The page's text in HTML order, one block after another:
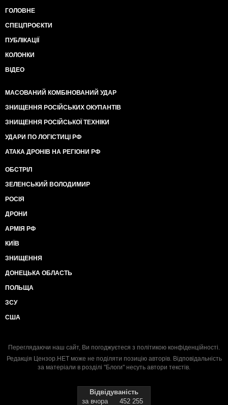
ГОЛОВНЕ
СПЕЦПРОЄКТИ
ПУБЛІКАЦІЇ
КОЛОНКИ
ВІДЕО
МАСОВАНИЙ КОМБІНОВАНИЙ УДАР
ЗНИЩЕННЯ РОСІЙСЬКИХ ОКУПАНТІВ
ЗНИЩЕННЯ РОСІЙСЬКОЇ ТЕХНІКИ
УДАРИ ПО ЛОГІСТИЦІ РФ
АТАКА ДРОНІВ НА РЕГІОНИ РФ
ОБСТРІЛ
ЗЕЛЕНСЬКИЙ ВОЛОДИМИР
РОСІЯ
ДРОНИ
АРМІЯ РФ
КИЇВ
ЗНИЩЕННЯ
ДОНЕЦЬКА ОБЛАСТЬ
ПОЛЬЩА
ЗСУ
США
Переглядаючи наш сайт, Ви погоджуєтеся з політикою конфіденційності.
Редакція Цензор.НЕТ може не поділяти позицію авторів. Відповідальність
за матеріали в розділі "Блоги" несуть автори текстів.
Відвідуваність
за вчора
452 255